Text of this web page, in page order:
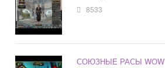
8533
СОЮЗНЫЕ РАСЫ WOW